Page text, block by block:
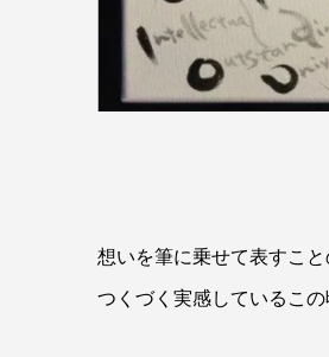
想いを筆に乗せて表すこと
つくづく実感しているこの